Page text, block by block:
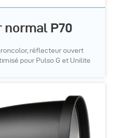
P70
réflecteur ouvert
pour Pulso G et Unilite